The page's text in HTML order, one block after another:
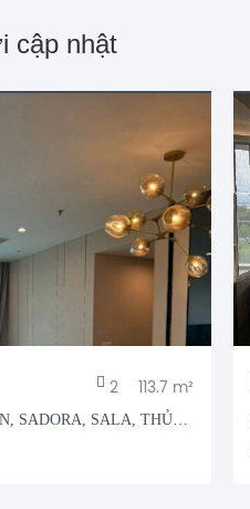
cập nhật
SADORA, SALA, THỦ
2 113.7 m²